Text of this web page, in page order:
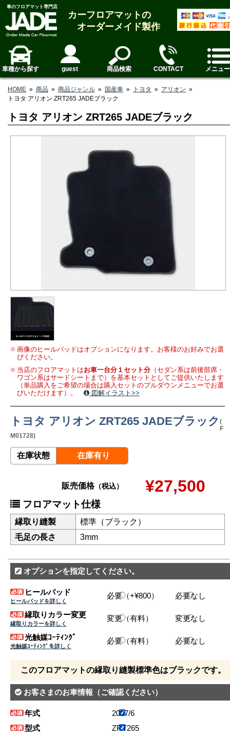
車のフロアマット専門店
カーフロアマットの
オーダーメイド製作
車種から探す guest 商品検索 CONTACT メニュー
HOME » 商品 » 商品ジャンル » 国産車 » トヨタ » アリオン »
トヨタ アリオン ZRT265 JADEブラック
トヨタ アリオン ZRT265 JADEブラック
画像のヒールパッドはオプションになります。お客様のお好みでお選
びください。
当店のフロアマットはお車一台分１セット分（セダン系は前後部席・
ワゴン系はサードシートまで）を基本セットとしてご提供いたします
（単品購入をご希望の場合は購入セットのプルダウンメニューでお選
びいただけます）。
図解イラスト>>
トヨタ アリオン ZRT265 JADEブラック (
F
M01728)
在庫状態 在庫有り
販売価格（税込） ¥27,500
フロアマット仕様
縁取り縫製
標準（ブラック）
毛足の長さ
3mm
オプションを指定してください。
ヒールパッド
ヒールパッドを詳しく
必要（+¥800） 必要なし
縁取りカラー変更
縁取りカラーを詳しく
変更（有料） 変更なし
光触媒ｺｰﾃｨﾝｸﾞ
光触媒ｺｰﾃｨﾝｸﾞを詳しく
必要（有料） 必要なし
このフロアマットの縁取り縫製標準色はブラックです。
お客さまのお車情報 （ご確認ください）
年式
2007/6
型式
ZRT265